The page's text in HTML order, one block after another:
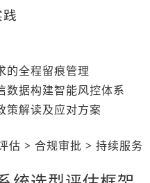
的全程留痕管理
数据构建智能风控体系
策解读及应对方案
估 > 合规审批 > 持续服务